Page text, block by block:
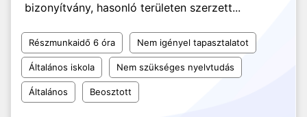
bizonyítvány, hasonló területen szerzett...
Részmunkaidő 6 óra Nem igényel tapasztalatot
Általános iskola Nem szükséges nyelvtudás
Általános Beosztott